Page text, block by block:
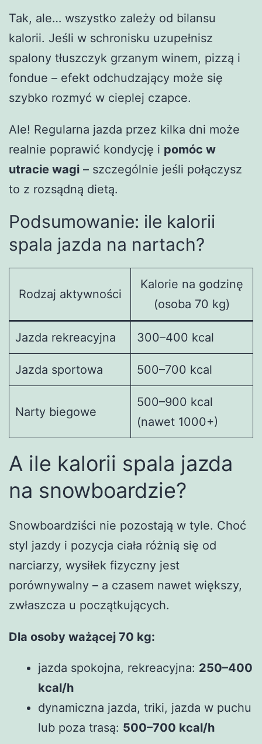
Tak, ale… wszystko zależy od bilansu
kalorii. Jeśli w schronisku uzupełnisz
spalony tłuszczyk grzanym winem, pizzą i
fondue – efekt odchudzający może się
szybko rozmyć w cieplej czapce.
Ale! Regularna jazda przez kilka dni może
realnie poprawić kondycję i pomóc w
utracie wagi – szczególnie jeśli połączysz
to z rozsądną dietą.
Podsumowanie: ile kalorii
spala jazda na nartach?
Rodzaj aktywności
Kalorie na godzinę
(osoba 70 kg)
Jazda rekreacyjna 300–400 kcal
Jazda sportowa 500–700 kcal
Narty biegowe
500–900 kcal
(nawet 1000+)
A ile kalorii spala jazda
na snowboardzie?
Snowboardziści nie pozostają w tyle. Choć
styl jazdy i pozycja ciała różnią się od
narciarzy, wysiłek fizyczny jest
porównywalny – a czasem nawet większy,
zwłaszcza u początkujących.
Dla osoby ważącej 70 kg:
jazda spokojna, rekreacyjna: 250–400
kcal/h
dynamiczna jazda, triki, jazda w puchu
lub poza trasą: 500–700 kcal/h